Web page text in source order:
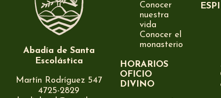
Abadía de Santa
Escolástica
Martín Rodríguez 547
4725-2829
Conocer
nuestra
vida
Conocer el
monasterio
HORARIOS
OFICIO
DIVINO